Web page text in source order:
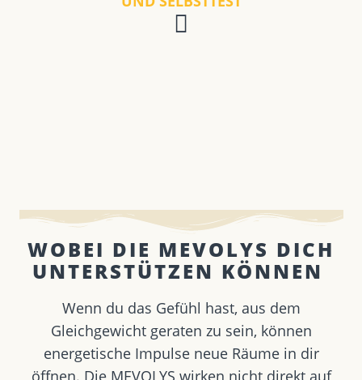
WOBEI DIE MEVOLYS DICH
UNTERSTÜTZEN KÖNNEN ​
Wenn du das Gefühl hast, aus dem
Gleichgewicht geraten zu sein, können
energetische Impulse neue Räume in dir
öffnen. Die MEVOLYS wirken nicht direkt auf